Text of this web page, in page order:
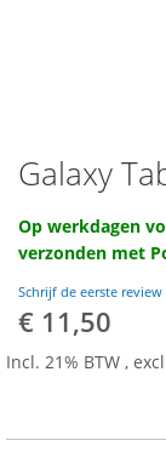
Ga
naar
het
begin
van
de
afbeeldingen-
gallerij
Galaxy
Op werkdagen
verzonden met
Schrijf de eerste
€ 11,50
Incl. 21% BTW ,